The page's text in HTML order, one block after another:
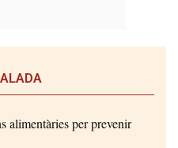
alimentàries per prevenir